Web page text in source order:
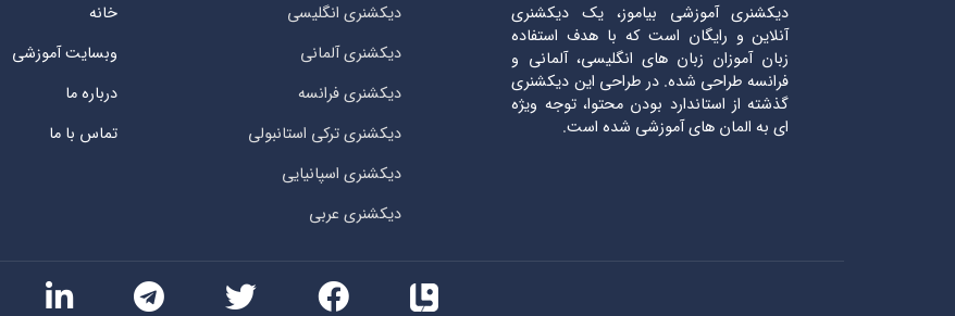
دیکشنری آموزشی بیاموز، یک دیکشنری
آنلاین و رایگان است که با هدف استفاده
زبان آموزان زبان های انگلیسی، آلمانی و
فرانسه طراحی شده. در طراحی این دیکشنری
گذشته از استاندارد بودن محتوا، توجه ویژه
ای به المان های آموزشی شده است.
دیکشنری انگلیسی
دیکشنری آلمانی
دیکشنری فرانسه
دیکشنری ترکی استانبولی
دیکشنری اسپانیایی
دیکشنری عربی
خانه
وبسایت آموزشی
درباره ما
تماس با ما